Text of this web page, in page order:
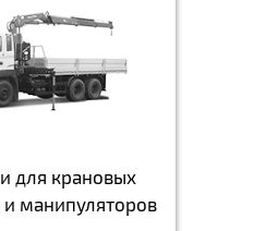
для крановых
и манипуляторов